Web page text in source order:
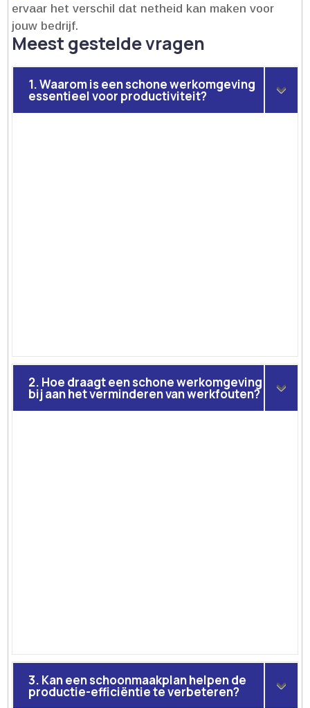
ervaar het verschil dat netheid kan maken voor
jouw bedrijf.​
Meest gestelde vragen
1. Waarom is een schone werkomgeving
essentieel voor productiviteit?
2. Hoe draagt een schone werkomgeving
bij aan het verminderen van werkfouten?
3. Kan een schoonmaakplan helpen de
productie-efficiëntie te verbeteren?